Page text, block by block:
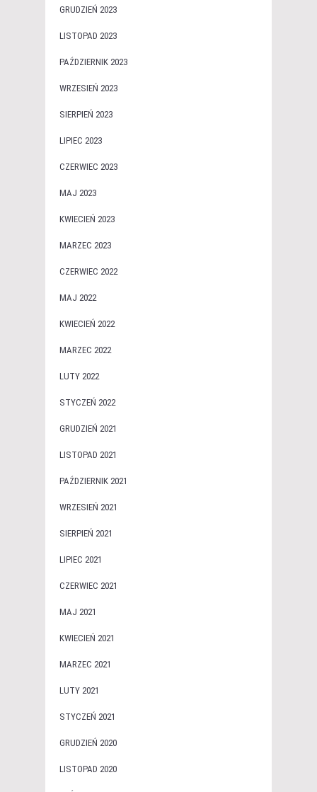
GRUDZIEŃ 2023
LISTOPAD 2023
PAŹDZIERNIK 2023
WRZESIEŃ 2023
SIERPIEŃ 2023
LIPIEC 2023
CZERWIEC 2023
MAJ 2023
KWIECIEŃ 2023
MARZEC 2023
CZERWIEC 2022
MAJ 2022
KWIECIEŃ 2022
MARZEC 2022
LUTY 2022
STYCZEŃ 2022
GRUDZIEŃ 2021
LISTOPAD 2021
PAŹDZIERNIK 2021
WRZESIEŃ 2021
SIERPIEŃ 2021
LIPIEC 2021
CZERWIEC 2021
MAJ 2021
KWIECIEŃ 2021
MARZEC 2021
LUTY 2021
STYCZEŃ 2021
GRUDZIEŃ 2020
LISTOPAD 2020